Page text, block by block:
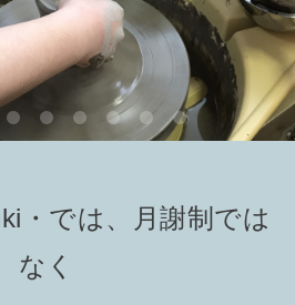
・では、月謝制では
なく